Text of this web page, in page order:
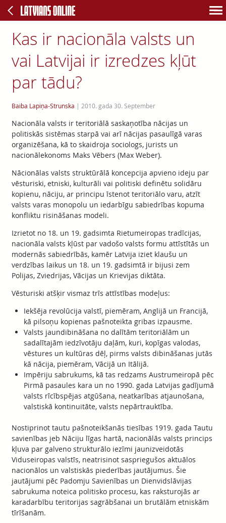
Kas ir nacionāla valsts un
vai Latvijai ir izredzes kļūt
par tādu?
Baiba Lapiņa-Strunska | 2010. gada 30. September
Nacionāla valsts ir teritoriālā saskaņotība nācijas un
politiskās sistēmas starpā vai arī nācijas pasaulīgā varas
organizēšana, kā to skaidroja sociologs, jurists un
nacionālekonoms Maks Vēbers (Max Weber).
Nācionālas valsts struktūrālā koncepcija apvieno ideju par
vēsturiski, etniski, kulturāli vai politiski definētu solidāru
kopienu, nāciju, ar principu īstenot teritoriālo varu, atzīt
valsts varas monopolu un iedarbīgu sabiedrības kopuma
konfliktu risināšanas modeli.
Izrietot no 18. un 19. gadsimta Rietumeiropas tradīcijas,
nacionāla valsts kļūst par vadošo valsts formu attīstītās un
modernās sabiedrībās, kamēr Latvija iziet klaušu un
verdzības laikus un 18. un 19. gadsimtā ir bijusi zem
Polijas, Zviedrijas, Vācijas un Krievijas diktāta.
Vēsturiski atšķir vismaz trīs attīstības modeļus:
Iekšēja revolūcija valstī, piemēram, Anglijā un Francijā,
kā pilsoņu kopienas pašnoteikta gribas izpausme.
Valsts jaundibināšana no dalītām teritoriālām un
sadalītajām iedzīvotāju daļām, kuri, kopīgas valodas,
vēstures un kultūras dēļ, pirms valsts dibināšanas jutās
kā nācija, piemēram, Vācijā un Itālijā.
Impēriju sabrukums, kā tas redzams Austrumeiropā pēc
Pirmā pasaules kara un no 1990. gada Latvijas gadījumā
valsts rīcībspējas atgūšana, neatkarības atjaunošana,
valstiskā kontinuitāte, valsts nepārtrauktība.
Nostiprinot tautu pašnoteikšanās tiesības 1919. gada Tautu
savienības jeb Nāciju līgas hartā, nacionālās valsts princips
kļuva par galveno strukturālo iezīmi jaunizveidotās
Viduseiropas valstīs, neatrisinot saspriegušos aktuālos
nacionālos un valstiskās piederības jautājumus. Šie
jautājumi pēc Padomju Savienības un Dienvidslāvijas
sabrukuma noteica politisko procesu, kas raksturojās ar
karadarbību teritorijas sagrābšanai un brutālām etniskām
tīrīšanām.